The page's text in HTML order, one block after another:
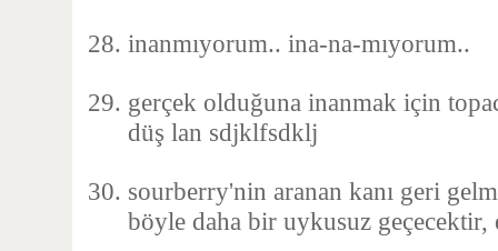
inanmıyorum.. ina-na-mıyorum..
gerçek olduğuna inanmak için
düş lan sdjklfsdklj
sourberry'nin aranan kanı geri
böyle daha bir uykusuz